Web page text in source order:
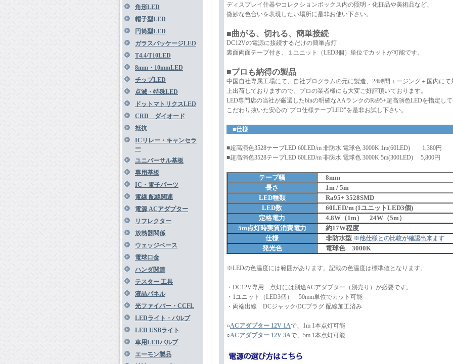
角形LED
帽子型LED
円筒型LED
ガラスパッケージLED
T4.4/T10LED
8mm・10mmLED
チップLED
点滅・特殊LED
ドットマトリクスLED
CRD ダイオード
抵抗
ICリレー・キャンセラ
ー
ユニバーサル基板
専用基板
IC・電子パーツ
電線 配線関連
電源 ACアダプター
リフレクター
放熱器関係
ウェッジベース
電球口金
ハンダ関連
テスター 工具
液晶パネル
光ファイバー・CCFL
LEDライト・バルブ
LED USBライト
車用LEDバルブ
エーモン製品
ディスプレイ什器やコレクションボックス内の照明・化粧品や美術品など、
微妙な色合いを表現したい場所に是非お使い下さい。
■曲がる、切れる、簡単接続
DC12Vの電源に接続するだけの簡単点灯
裏面両面テープ付き、１ユニット（LED3個）単位でカットが可能です。
■プロも納得の製品
中国自社専属工場にて、自社プログラムの元に製造、24時間エージング＋国内に
上出荷しておりますので、プロの業者様にも大変ご好評頂いております。
LED専門店の当社が厳選したbinの明確なAAランクのRa95+超高演色LEDを指定し
こだわり抜いた安心の"プロ仕様テープLED"を是非お試し下さい。
■仕様
■超高演色3528テープLED 60LED/m 非防水 電球色 3000K 1m(60LED) 1,380円
■超高演色3528テープLED 60LED/m 非防水 電球色 3000K 5m(300LED) 5,800円
テープ幅
8mm
長さ
1m / 5m
LED種類
Ra95+ 3528SMD
LED数
60LED/m (1ユニットLED3個)
定格電力
4.8W（1m） 24W（5m）
5m点灯時実質消費電力
約17W程度
仕様
非防水型 ※他仕様との比較が確認出来ます
発光色 電球色 3000K
※LEDの色温度には範囲があります。記載の色温度は標準値となります。
・DC12V専用 点灯には別途ACアダプター（別売り）が必要です。
・1ユニット（LED3個） 50mm単位でカット可能
・両端出線 DCジャック/DCプラグ 配線加工済み
○ACアダプター 12V 1Aで、1m 1本点灯可能
○ACアダプター 12V 3Aで、5m 1本点灯可能